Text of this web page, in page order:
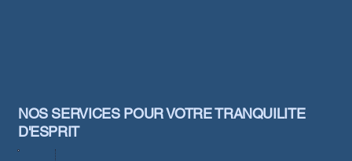
NOS SERVICES POUR VOTRE TRANQUILITE
D'ESPRIT